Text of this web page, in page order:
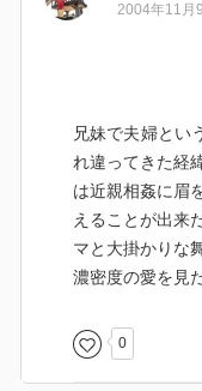
2004年11月
兄妹で夫婦とい
れ違ってきた経
は近親相姦に眉
えることが出来
マと大掛かりな
濃密度の愛を見
0